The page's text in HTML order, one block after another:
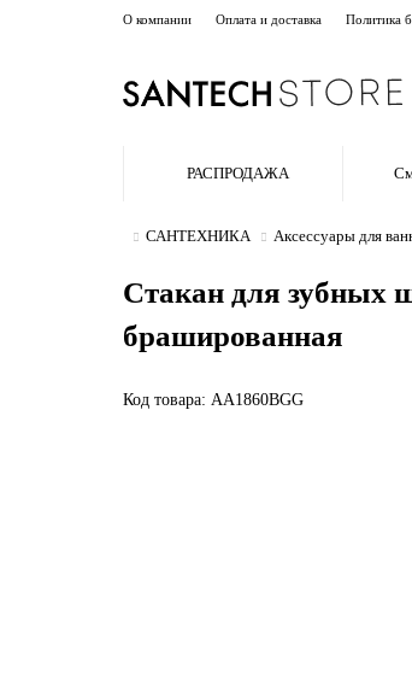
О компании Оплата и доставка Политика
РАСПРОДАЖА
САНТЕХНИКА Аксессуары для
Стакан для зубных
брашированная
Код товара: AA1860BGG